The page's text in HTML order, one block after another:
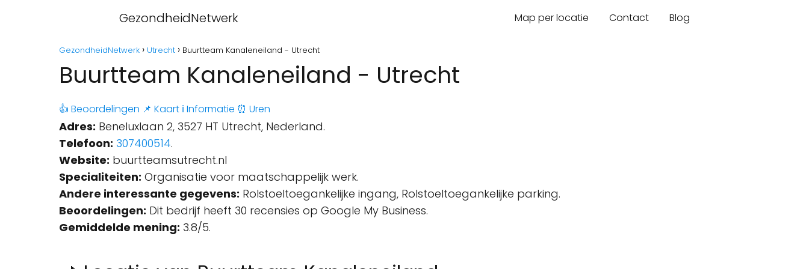
GezondheidNetwerk Map per locatie Contact Blog
GezondheidNetwerk Utrecht Buurtteam Kanaleneiland - Utrecht
Buurtteam Kanaleneiland - Utrecht
👍 Beoordelingen 📌 Kaart ℹ️ Informatie ⏰ Uren
Adres: Beneluxlaan 2, 3527 HT Utrecht, Nederland.
Telefoon: 307400514.
Website: buurtteamsutrecht.nl
Specialiteiten: Organisatie voor maatschappelijk werk.
Andere interessante gegevens: Rolstoeltoegankelijke ingang, Rolstoeltoegankelijke parking.
Beoordelingen: Dit bedrijf heeft 30 recensies op Google My Business.
Gemiddelde mening: 3.8/5.